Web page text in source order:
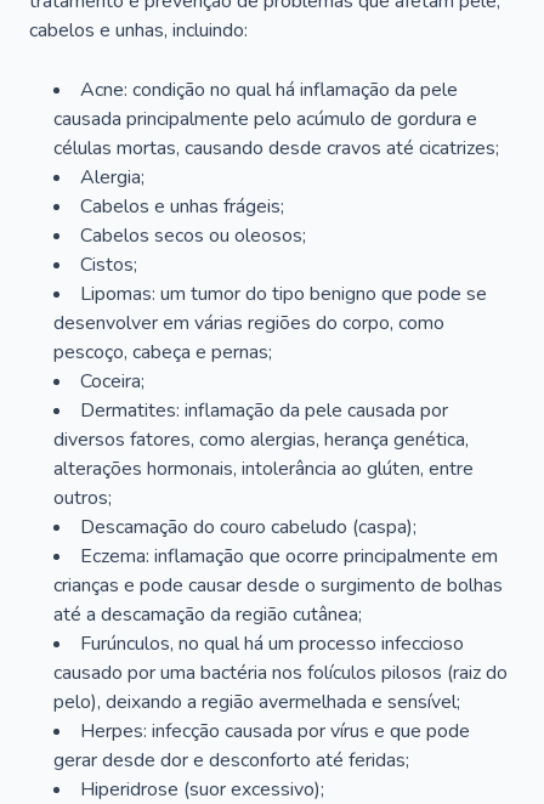
cabelos e unhas, incluindo:
Acne: condição no qual há inflamação da pele
causada principalmente pelo acúmulo de gordura e
células mortas, causando desde cravos até cicatrizes;
Alergia;
Cabelos e unhas frágeis;
Cabelos secos ou oleosos;
Cistos;
Lipomas: um tumor do tipo benigno que pode se
desenvolver em várias regiões do corpo, como
pescoço, cabeça e pernas;
Coceira;
Dermatites: inflamação da pele causada por
diversos fatores, como alergias, herança genética,
alterações hormonais, intolerância ao glúten, entre
outros;
Descamação do couro cabeludo (caspa);
Eczema: inflamação que ocorre principalmente em
crianças e pode causar desde o surgimento de bolhas
até a descamação da região cutânea;
Furúnculos, no qual há um processo infeccioso
causado por uma bactéria nos folículos pilosos (raiz do
pelo), deixando a região avermelhada e sensível;
Herpes: infecção causada por vírus e que pode
gerar desde dor e desconforto até feridas;
Hiperidrose (suor excessivo);